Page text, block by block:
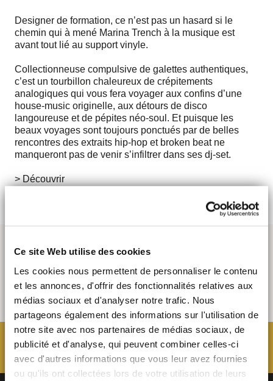
Ce site Web utilise des cookies
Les cookies nous permettent de personnaliser le contenu
et les annonces, d'offrir des fonctionnalités relatives aux
médias sociaux et d'analyser notre trafic. Nous
partageons également des informations sur l'utilisation de
notre site avec nos partenaires de médias sociaux, de
publicité et d'analyse, qui peuvent combiner celles-ci
avec d'autres informations que vous leur avez fournies
ou qu'ils ont collectées lors de votre utilisation de leurs
Designer de formation, ce n’est pas un hasard si le
chemin qui à mené Marina Trench à la musique est
avant tout lié au support vinyle.
Collectionneuse compulsive de galettes authentiques,
c’est un tourbillon chaleureux de crépitements
analogiques qui vous fera voyager aux confins d’une
house-music originelle, aux détours de disco
langoureuse et de pépites néo-soul. Et puisque les
beaux voyages sont toujours ponctués par de belles
rencontres des extraits hip-hop et broken beat ne
manqueront pas de venir s’infiltrer dans ses dj-set.
> Découvrir